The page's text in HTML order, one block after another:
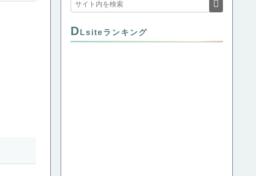
D Lsiteランキング